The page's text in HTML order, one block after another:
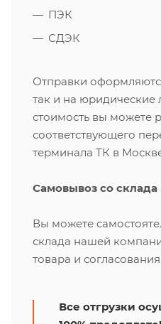
ПЭК
СДЭК
Отправки
так и на
стоимость вы можете
соответствующего
терминала ТК в
Самовывоз со склада
Вы можете
склада нашей
товара и
Все отгрузки